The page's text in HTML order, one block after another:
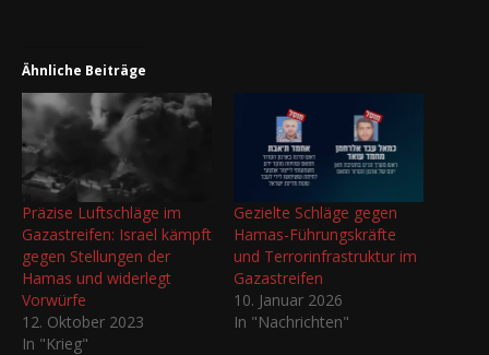
Ähnliche Beiträge
Präzise Luftschläge im
Gazastreifen: Israel kämpft
gegen Stellungen der
Hamas und widerlegt
Vorwürfe
12. Oktober 2023
In "Krieg"
Gezielte Schläge gegen
Hamas-Führungskräfte
und Terrorinfrastruktur im
Gazastreifen
10. Januar 2026
In "Nachrichten"